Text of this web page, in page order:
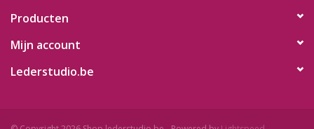
Producten
Mijn account
Lederstudio.be